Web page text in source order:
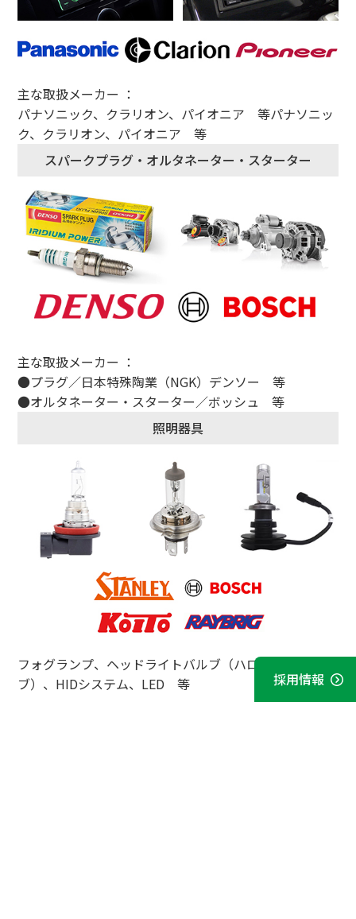
採用情報
主な取扱メーカー ：
パナソニック、クラリオン、パイオニア 等パナソニッ
ク、クラリオン、パイオニア 等
スパークプラグ・オルタネーター・スターター
主な取扱メーカー ：
●プラグ／日本特殊陶業（NGK）デンソー 等
●オルタネーター・スターター／ボッシュ 等
照明器具
フォグランプ、ヘッドライトバルブ（ハロゲンバル
ブ）、HIDシステム、LED 等